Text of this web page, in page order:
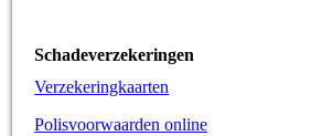
Schadeverzekeringen
Verzekeringkaarten
Polisvoorwaarden online